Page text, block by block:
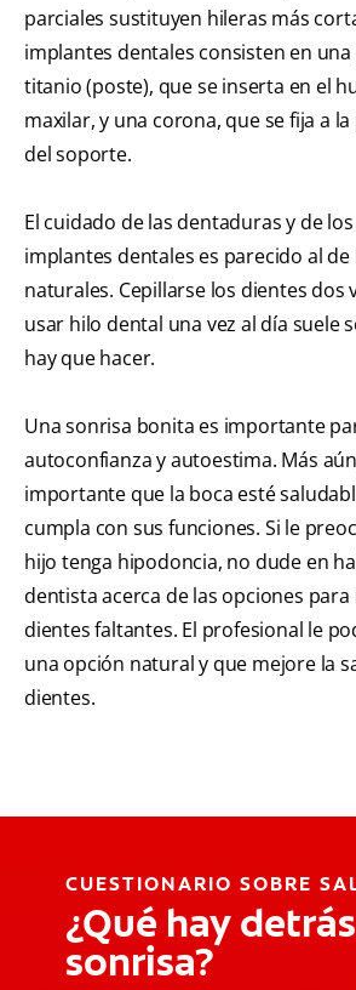
parciales sustituyen hileras más
implantes dentales consisten en una
titanio (poste), que se inserta en el
maxilar, y una corona, que se fija a
del soporte.
El cuidado de las dentaduras y de
implantes dentales es parecido al
naturales. Cepillarse los dientes dos
usar hilo dental una vez al día suele
hay que hacer.
Una sonrisa bonita es importante
autoconfianza y autoestima. Más
importante que la boca esté
cumpla con sus funciones. Si le
hijo tenga hipodoncia, no dude en
dentista acerca de las opciones
dientes faltantes. El profesional le
una opción natural y que mejore la
dientes.
CUESTIONARIO SOBRE
¿Qué hay
sonrisa?